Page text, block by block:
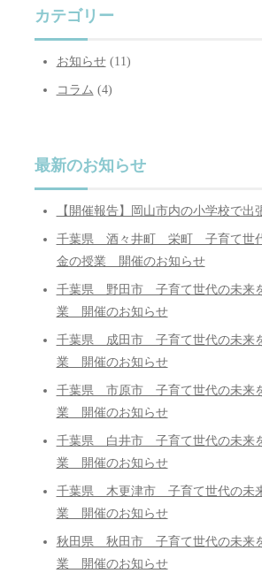
カテゴリー
お知らせ(11)
コラム (4)
最新のお知らせ
【開催報告】岡山市内の小学校で出
千葉県 酒々井町 栄町 子育て世
金の授業 開催のお知らせ
千葉県 野田市 子育て世代の未来
業 開催のお知らせ
千葉県 成田市 子育て世代の未来
業 開催のお知らせ
千葉県 市原市 子育て世代の未来
業 開催のお知らせ
千葉県 白井市 子育て世代の未来
業 開催のお知らせ
千葉県 木更津市 子育て世代の未
業 開催のお知らせ
秋田県 秋田市 子育て世代の未来
業 開催のお知らせ